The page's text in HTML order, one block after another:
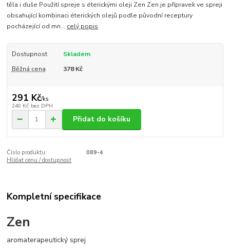
těla i duše Použití spreje s éterickými oleji Zen Zen je přípravek ve spreji
obsahující kombinaci éterických olejů podle původní receptury
pocházející od mn... celý popis
Dostupnost
Skladem
Běžná cena
378 Kč
291 Kč/ks
240 Kč bez DPH
Přidat do košíku
Číslo produktu:
089-4
Hlídat cenu / dostupnost
Kompletní specifikace
Zen
aromaterapeutický sprej